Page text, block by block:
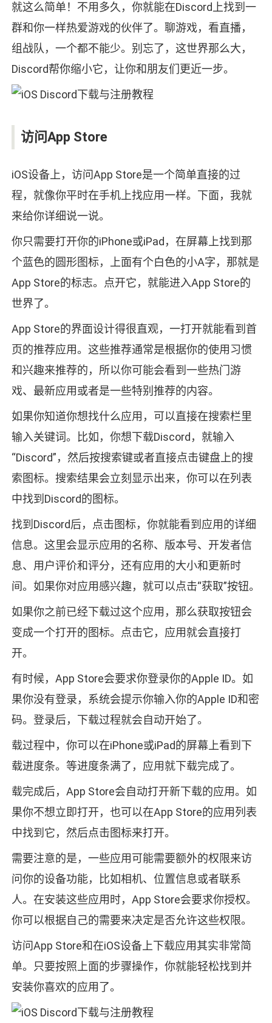
就这么简单！不用多久，你就能在Discord上找到一
群和你一样热爱游戏的伙伴了。聊游戏，看直播，
组战队，一个都不能少。别忘了，这世界那么大，
Discord帮你缩小它，让你和朋友们更近一步。
访问App Store
iOS设备上，访问App Store是一个简单直接的过
程，就像你平时在手机上找应用一样。下面，我就
来给你详细说一说。
你只需要打开你的iPhone或iPad，在屏幕上找到那
个蓝色的圆形图标，上面有个白色的小A字，那就是
App Store的标志。点开它，就能进入App Store的
世界了。
App Store的界面设计得很直观，一打开就能看到首
页的推荐应用。这些推荐通常是根据你的使用习惯
和兴趣来推荐的，所以你可能会看到一些热门游
戏、最新应用或者是一些特别推荐的内容。
如果你知道你想找什么应用，可以直接在搜索栏里
输入关键词。比如，你想下载Discord，就输入
“Discord”，然后按搜索键或者直接点击键盘上的搜
索图标。搜索结果会立刻显示出来，你可以在列表
中找到Discord的图标。
找到Discord后，点击图标，你就能看到应用的详细
信息。这里会显示应用的名称、版本号、开发者信
息、用户评价和评分，还有应用的大小和更新时
间。如果你对应用感兴趣，就可以点击“获取”按钮。
如果你之前已经下载过这个应用，那么获取按钮会
变成一个打开的图标。点击它，应用就会直接打
开。
有时候，App Store会要求你登录你的Apple ID。如
果你没有登录，系统会提示你输入你的Apple ID和密
码。登录后，下载过程就会自动开始了。
载过程中，你可以在iPhone或iPad的屏幕上看到下
载进度条。等进度条满了，应用就下载完成了。
载完成后，App Store会自动打开新下载的应用。如
果你不想立即打开，也可以在App Store的应用列表
中找到它，然后点击图标来打开。
需要注意的是，一些应用可能需要额外的权限来访
问你的设备功能，比如相机、位置信息或者联系
人。在安装这些应用时，App Store会要求你授权。
你可以根据自己的需要来决定是否允许这些权限。
访问App Store和在iOS设备上下载应用其实非常简
单。只要按照上面的步骤操作，你就能轻松找到并
安装你喜欢的应用了。